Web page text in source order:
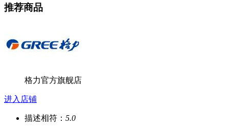
推荐商品
格力官方旗舰店
进入店铺
描述相符： 5.0